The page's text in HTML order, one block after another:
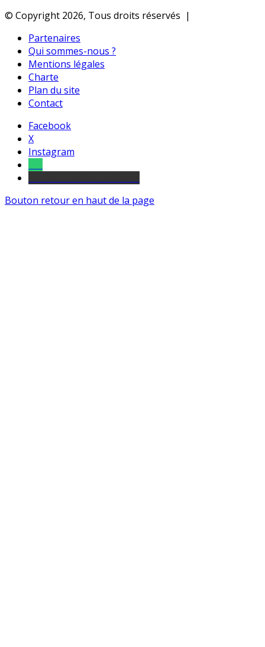
© Copyright 2026, Tous droits réservés |
Partenaires
Qui sommes-nous ?
Mentions légales
Charte
Plan du site
Contact
Facebook
X
Instagram
Bouton retour en haut de la page